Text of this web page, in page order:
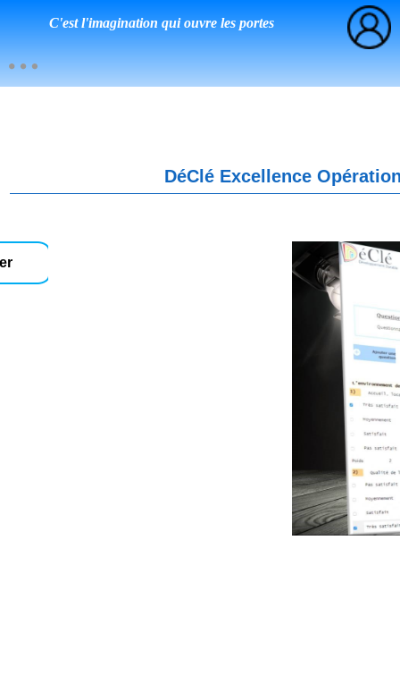
C'est l'imagination qui ouvre les portes
DéClé Excellence